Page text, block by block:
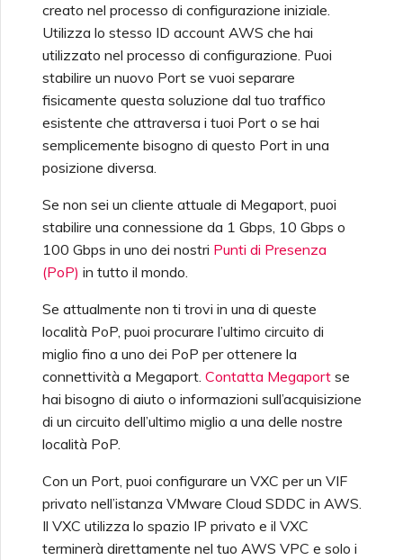
creato nel processo di configurazione iniziale.
Utilizza lo stesso ID account AWS che hai
utilizzato nel processo di configurazione. Puoi
stabilire un nuovo Port se vuoi separare
fisicamente questa soluzione dal tuo traffico
esistente che attraversa i tuoi Port o se hai
semplicemente bisogno di questo Port in una
posizione diversa.
Se non sei un cliente attuale di Megaport, puoi
stabilire una connessione da 1 Gbps, 10 Gbps o
100 Gbps in uno dei nostri Punti di Presenza
(PoP) in tutto il mondo.
Se attualmente non ti trovi in una di queste
località PoP, puoi procurare l’ultimo circuito di
miglio fino a uno dei PoP per ottenere la
connettività a Megaport. Contatta Megaport se
hai bisogno di aiuto o informazioni sull’acquisizione
di un circuito dell’ultimo miglio a una delle nostre
località PoP.
Con un Port, puoi configurare un VXC per un VIF
privato nell’istanza VMware Cloud SDDC in AWS.
Il VXC utilizza lo spazio IP privato e il VXC
terminerà direttamente nel tuo AWS VPC e solo i